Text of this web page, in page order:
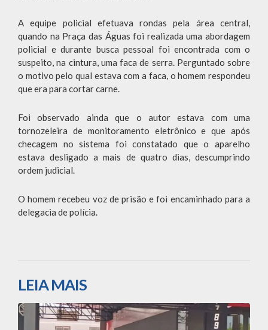
A equipe policial efetuava rondas pela área central,
quando na Praça das Águas foi realizada uma abordagem
policial e durante busca pessoal foi encontrada com o
suspeito, na cintura, uma faca de serra. Perguntado sobre
o motivo pelo qual estava com a faca, o homem respondeu
que era para cortar carne.
Foi observado ainda que o autor estava com uma
tornozeleira de monitoramento eletrônico e que após
checagem no sistema foi constatado que o aparelho
estava desligado a mais de quatro dias, descumprindo
ordem judicial.
O homem recebeu voz de prisão e foi encaminhado para a
delegacia de polícia.
LEIA MAIS